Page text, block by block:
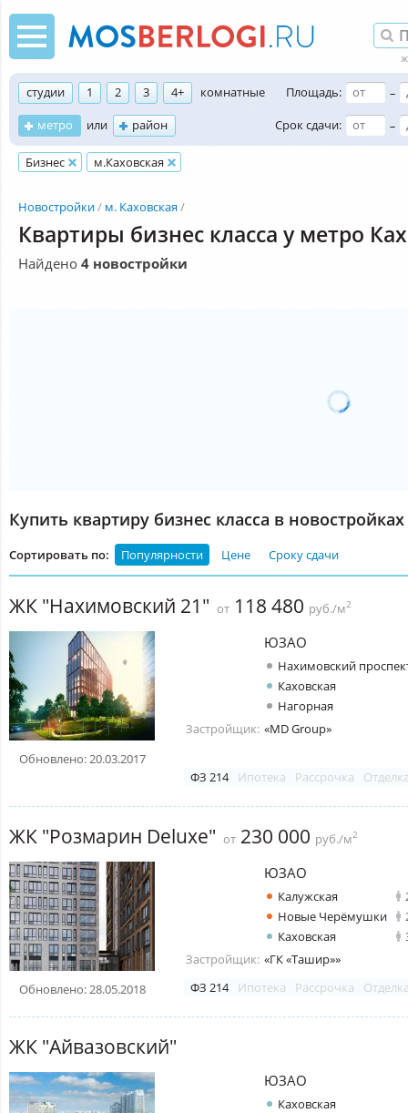
студии 1 2 3 4+
комнатные
метро
или район
Площадь:
–
Срок сдачи:
–
Бизнес м.Каховская
Новостройки м. Каховская
Квартиры бизнес класса у метро
Найдено 4 новостройки
Купить квартиру бизнес класса в
Сортировать по: Популярности Цене Сроку сдачи
ЖК "Нахимовский 21" от 118 480 руб./м2
Обновлено: 20.03.2017
ЮЗАО
Нахимовский
Каховская
Нагорная
Застройщик: «MD Group»
ФЗ 214 Ипотека Рассрочка
ЖК "Розмарин Deluxe" от 230 000 руб./м2
Обновлено: 28.05.2018
ЮЗАО
Калужская
Новые Черёмушки
Каховская
Застройщик: «ГК «Ташир»»
ФЗ 214
Ипотека Рассрочка
ЖК "Айвазовский"
ЮЗАО
Каховская